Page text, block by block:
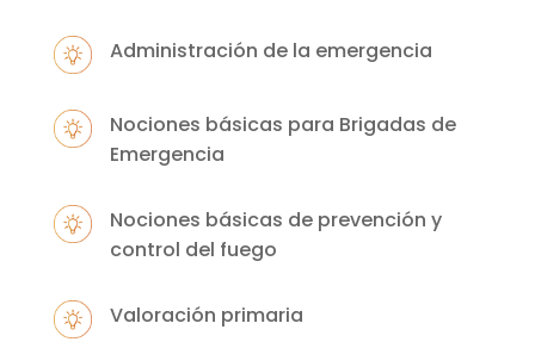
Administración de la emergencia
Nociones básicas para Brigadas de
Emergencia
Nociones básicas de prevención y
control del fuego
Valoración primaria